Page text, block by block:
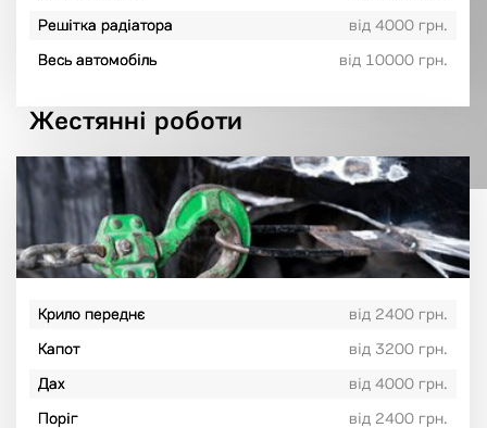
Решітка радіатора
від 4000 грн.
Весь автомобіль
від 10000 грн.
Жестянні роботи
Крило переднє
від 2400 грн.
Капот
від 3200 грн.
Дах
від 4000 грн.
Поріг
від 2400 грн.